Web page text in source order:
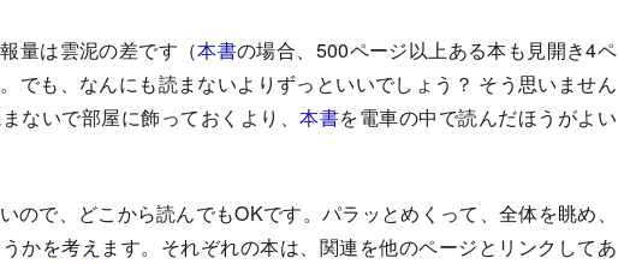
量は雲泥の差です（本書の場合、500ページ以上ある本も見開き4ペ
でも、なんにも読まないよりずっといいでしょう？ そう思いません
ないで部屋に飾っておくより、本書を電車の中で読んだほうがよい
で、どこから読んでもOKです。パラッとめくって、全体を眺め、
かを考えます。それぞれの本は、関連を他のページとリンクしてあ